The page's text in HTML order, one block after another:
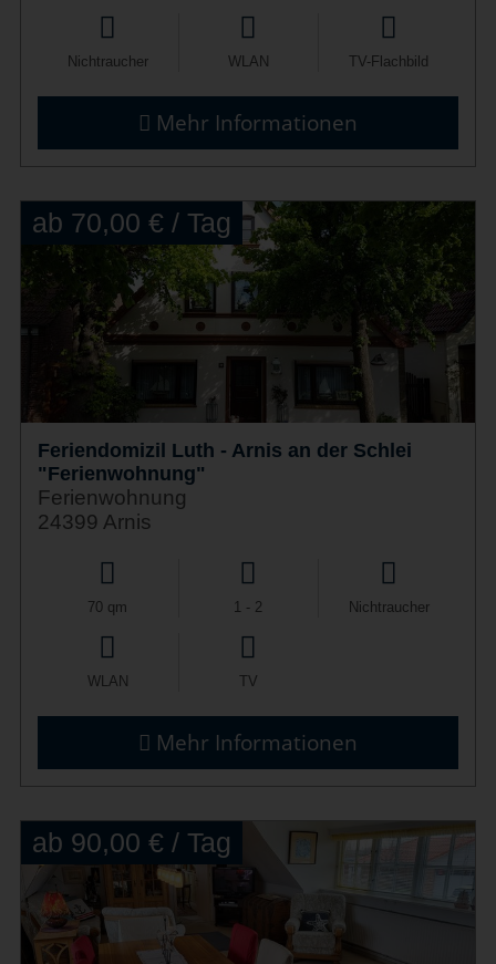
Nichtraucher WLAN TV-Flachbild
Mehr Informationen
ab 70,00 € / Tag
Feriendomizil Luth - Arnis an der Schlei
"Ferienwohnung"
Ferienwohnung
24399 Arnis
70 qm 1 - 2 Nichtraucher
WLAN TV
Mehr Informationen
ab 90,00 € / Tag